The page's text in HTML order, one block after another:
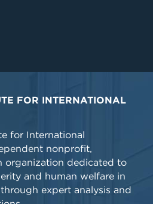
FOR INTERNATIONAL
for International
nonprofit,
organization dedicated to
and human welfare in
expert analysis and